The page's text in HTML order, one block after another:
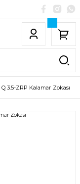
3.5-ZRP Kalamar Zokası